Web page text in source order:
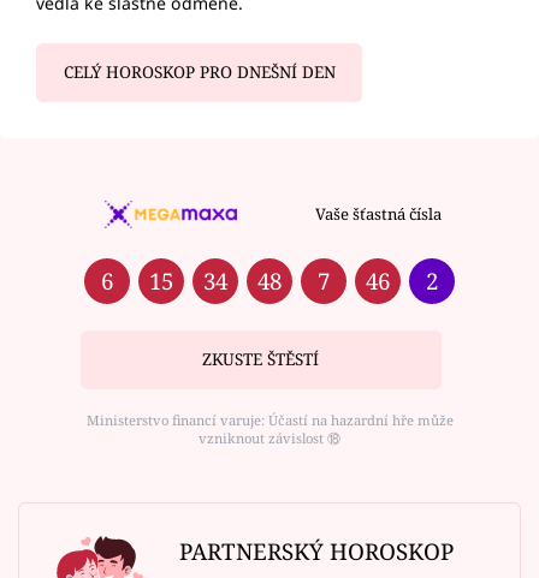
CELÝ HOROSKOP PRO DNEŠNÍ DEN
Vaše šťastná čísla
6 15 34 48 7 46 2
ZKUSTE ŠTĚSTÍ
Ministerstvo financí varuje: Účastí na hazardní hře může
vzniknout závislost ⑱
PARTNERSKÝ HOROSKOP